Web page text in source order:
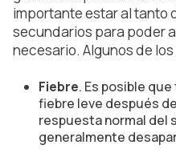
importante estar al tanto
secundarios para poder
necesario. Algunos de
Fiebre. Es posible
fiebre leve después
respuesta normal del
generalmente